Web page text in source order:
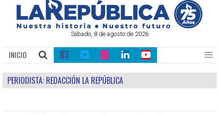
Sábado, 8 de agosto de 2026
INICIO
PERIODISTA: REDACCIÓN LA REPÚBLICA